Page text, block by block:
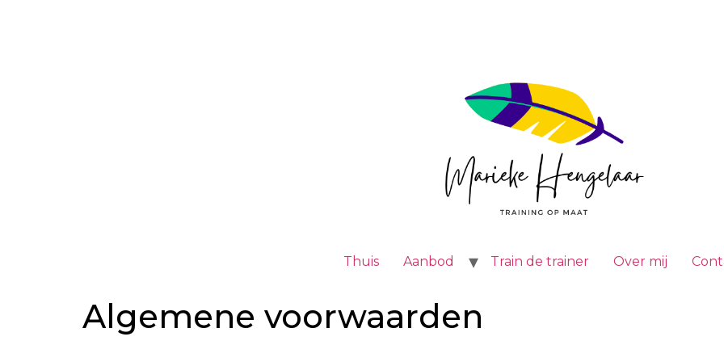
Thuis Aanbod Train de trainer Over mij
Algemene voorwaarden